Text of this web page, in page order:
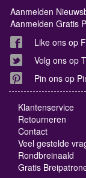
Aanmelden
Aanmelden Gratis
Like ons op
Volg ons op
Pin ons op
Klantenservice
Retourneren
Contact
Veel gestelde
Rondbreinaald
Gratis